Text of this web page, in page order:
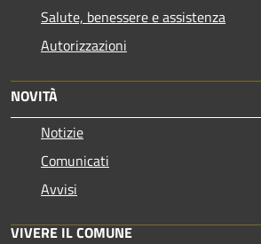
Salute, benessere e assistenza
Autorizzazioni
NOVITÀ
Notizie
Comunicati
Avvisi
VIVERE IL COMUNE